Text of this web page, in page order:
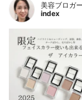
美容ブロガ
index